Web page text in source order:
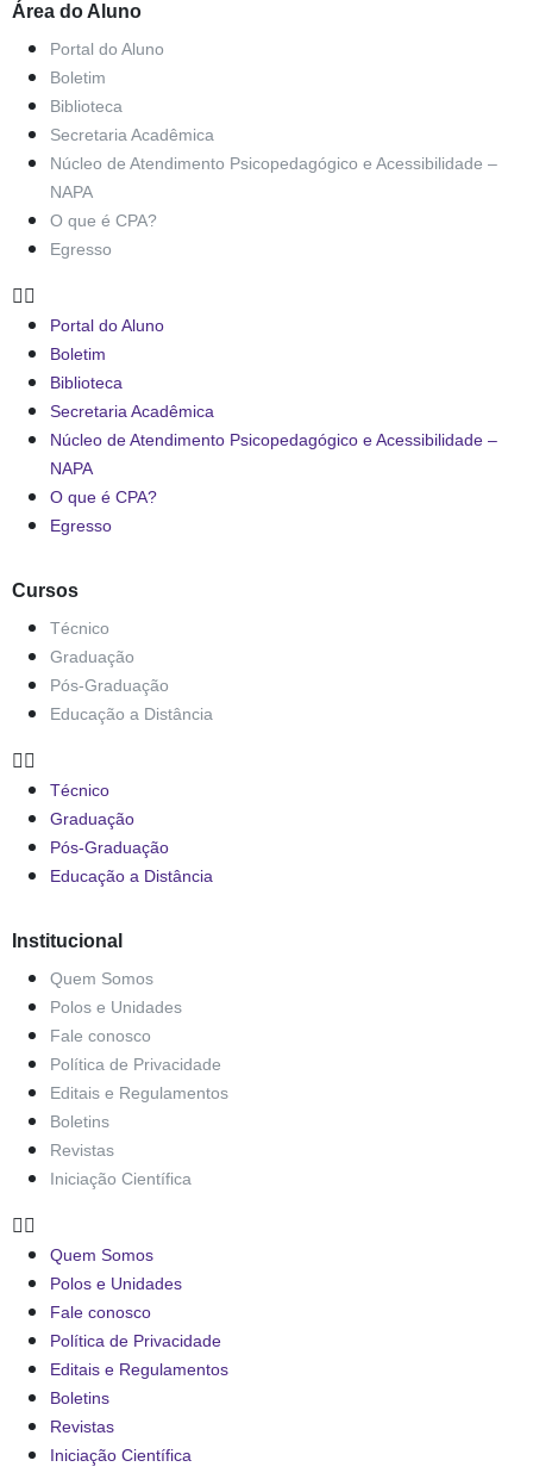
Área do Aluno
Portal do Aluno
Boletim
Biblioteca
Secretaria Acadêmica
Núcleo de Atendimento Psicopedagógico e Acessibilidade –
NAPA
O que é CPA?
Egresso
Portal do Aluno
Boletim
Biblioteca
Secretaria Acadêmica
Núcleo de Atendimento Psicopedagógico e Acessibilidade –
NAPA
O que é CPA?
Egresso
Cursos
Técnico
Graduação
Pós-Graduação
Educação a Distância
Técnico
Graduação
Pós-Graduação
Educação a Distância
Institucional
Quem Somos
Polos e Unidades
Fale conosco
Política de Privacidade
Editais e Regulamentos
Boletins
Revistas
Iniciação Científica
Quem Somos
Polos e Unidades
Fale conosco
Política de Privacidade
Editais e Regulamentos
Boletins
Revistas
Iniciação Científica